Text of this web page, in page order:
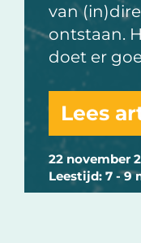
22 november
Leestijd: 7 - 9
van
ontstaan.
doet er
Lees